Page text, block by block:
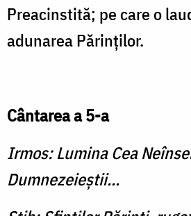
Preacinstită; pe care o
adunarea Părinţilor.
Cântarea a 5-a
Irmos: Lumina Cea
Dumnezeieştii...